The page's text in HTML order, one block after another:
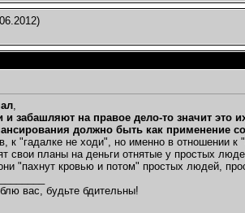
,
и забашляют на правое дело-то значит
должно быть как применение
к "гадалке не ходи", но именно в отношении
свои планы на деньги отнятые у простых
"пахнут кровью и потом" простых людей,
вас, будьте бдительны!